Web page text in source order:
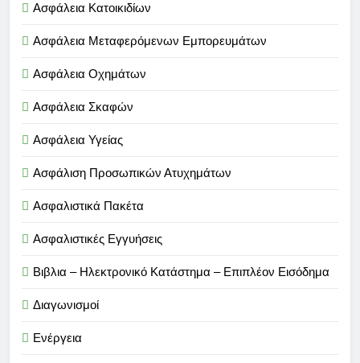
Ασφάλεια Κατοικιδίων
Ασφάλεια Μεταφερόμενων Εμπορευμάτων
Ασφάλεια Οχημάτων
Ασφάλεια Σκαφών
Ασφάλεια Υγείας
Ασφάλιση Προσωπικών Ατυχημάτων
Ασφαλιστικά Πακέτα
Ασφαλιστικές Εγγυήσεις
Βιβλια – Ηλεκτρονικό Κατάστημα – Επιπλέον Εισόδημα
Διαγωνισμοί
Ενέργεια